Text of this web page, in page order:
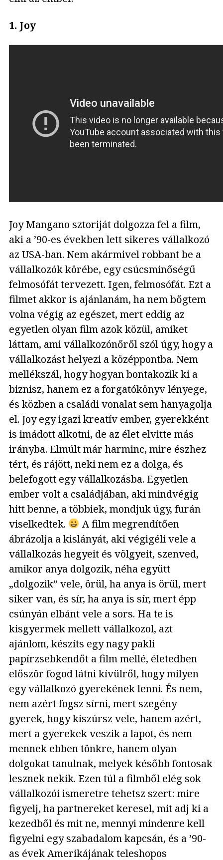
1. Joy
Joy Mangano sztoriját dolgozza fel a film,
aki a ’90-es években lett sikeres vállalkozó
az USA-ban. Nem akármivel robbant be a
vállalkozók körébe, egy csúcsminőségű
felmosófát tervezett. Igen, felmosófát. Ezt a
filmet akkor is ajánlanám, ha nem bőgtem
volna végig az egészet, mert eddig az
egyetlen olyan film azok közül, amiket
láttam, ami vállalkozónőről szól úgy, hogy a
vállalkozást helyezi a középpontba. Nem
mellékszál, hogy hogyan bontakozik ki a
biznisz, hanem ez a forgatókönyv lényege,
és közben a családi vonalat sem hanyagolja
el. Joy egy igazi kreatív ember, gyerekként
is imádott alkotni, de az élet elvitte más
irányba. Elmúlt már harminc, mire észhez
tért, és rájött, neki nem ez a dolga, és
belefogott egy vállalkozásba. Egyetlen
ember volt a családjában, aki mindvégig
hitt benne, a többiek, mondjuk úgy, furán
viselkedtek.
A film megrendítően
ábrázolja a kislányát, aki végigéli vele a
vállalkozás hegyeit és völgyeit, szenved,
amikor anya dolgozik, néha együtt
„dolgozik” vele, örül, ha anya is örül, mert
siker van, és sír, ha anya is sír, mert épp
csúnyán elbánt vele a sors. Ha te is
kisgyermek mellett vállalkozol, azt
ajánlom, készíts egy nagy pakli
papírzsebkendőt a film mellé, életedben
először fogod látni kívülről, hogy milyen
egy vállalkozó gyerekének lenni. És nem,
nem azért fogsz sírni, mert szegény
gyerek, hogy kiszúrsz vele, hanem azért,
mert a gyerekek veszik a lapot, és nem
mennek ebben tönkre, hanem olyan
dolgokat tanulnak, melyek később fontosak
lesznek nekik. Ezen túl a filmből elég sok
vállalkozói ismeretre tehetsz szert: mire
figyelj, ha partnereket keresel, mit adj ki a
kezedből és mit ne, mennyi mindenre kell
figyelni egy szabadalom kapcsán, és a ’90-
as évek Amerikájának teleshopos